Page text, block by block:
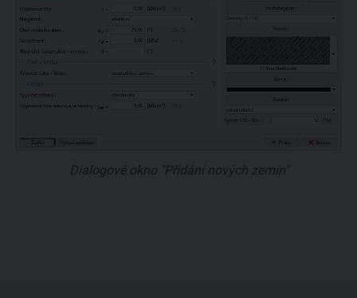
Dialogové okno "Přidání nových zemin"